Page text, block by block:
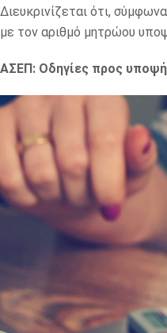
Διευκρινίζεται ότι,
με τον αριθμό μητρώου
ΑΣΕΠ: Οδηγίες προς